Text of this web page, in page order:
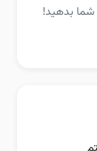
بدهید!